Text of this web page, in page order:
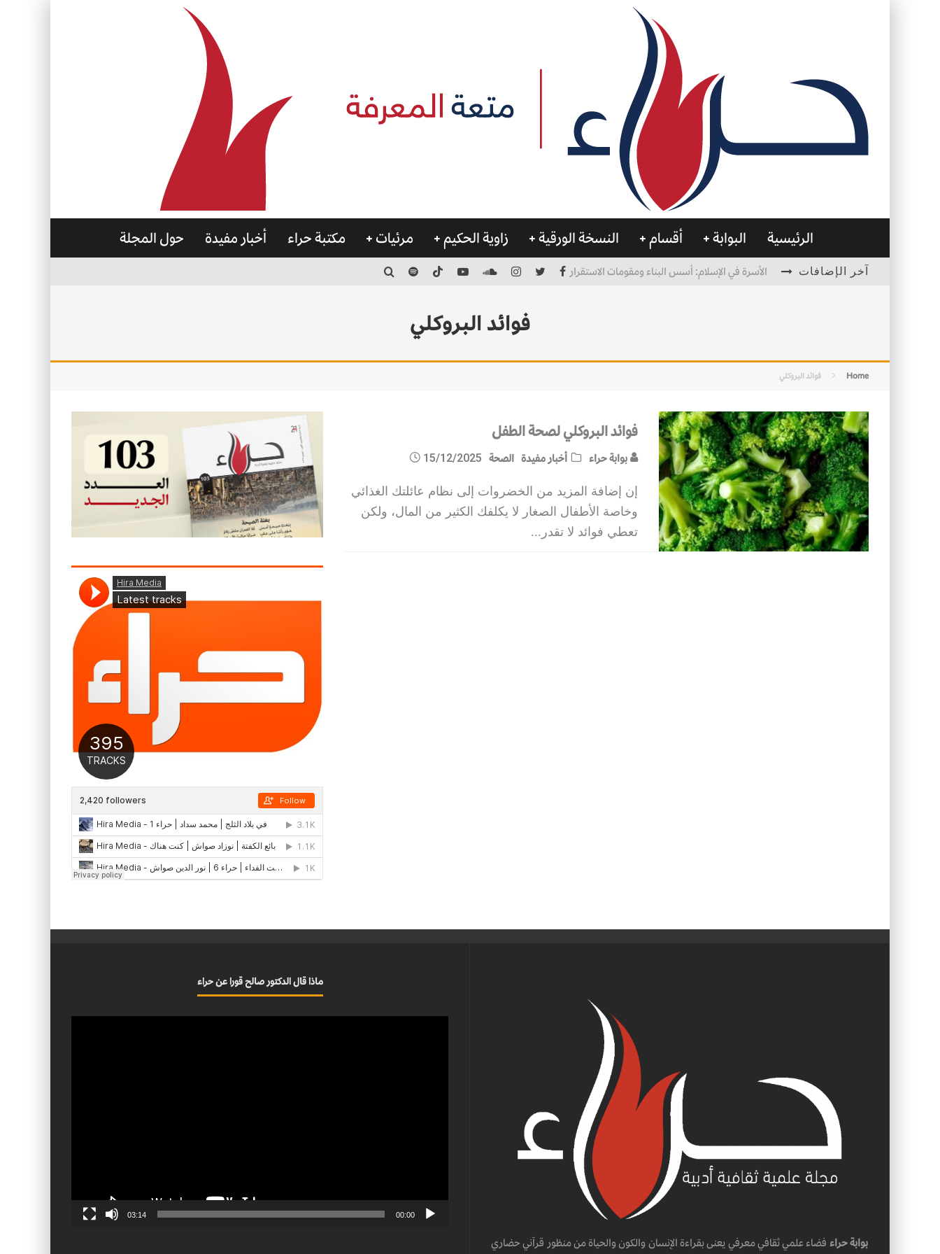
الرئيسية البوابة أقسام النسخة الورقية زاوية الحكيم مرئيات مكتبة حراء أخبار مفيدة حول المجلة
آخر الإضافات الأسرة في الإسلام: أسس البناء ومقومات الاستقرار
فوائد البروكلي
Home فوائد البروكلي
فوائد البروكلي لصحة الطفل
بوابة حراء أخبار مفيدة الصحة 15/12/2025
إن إضافة المزيد من الخضروات إلى نظام عائلتك الغذائي
وخاصة الأطفال الصغار لا يكلفك الكثير من المال، ولكن
تعطي فوائد لا تقدر ...
بوابة حراء فضاء علمي ثقافي معرفي يعنى بقراءة الإنسان والكون والحياة من منظور قرآني حضاري
ماذا قال الدكتور صالح قورا عن حراء
00:00
03:14